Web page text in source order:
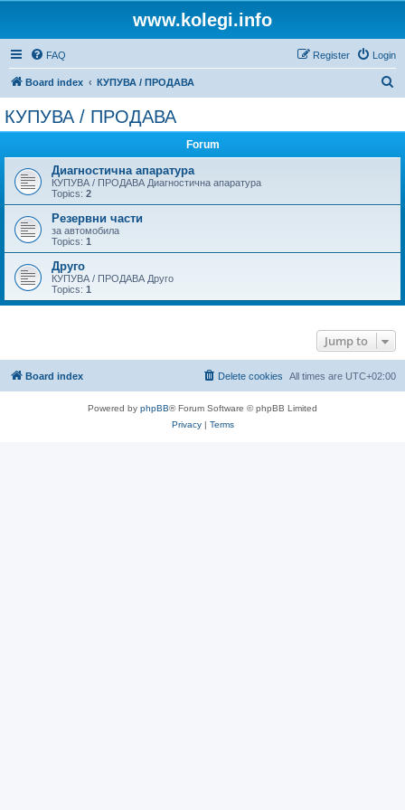
www.kolegi.info
FAQ Login
Register
Board index КУПУВА / ПРОДАВА
КУПУВА / ПРОДАВА
Forum
Диагностична апаратура
КУПУВА / ПРОДАВА Диагностична апаратура
Topics: 2
Резервни части
за автомобила
Topics: 1
Друго
КУПУВА / ПРОДАВА Друго
Topics: 1
Jump to
Board index All times are UTC+02:00
Delete cookies
Powered by phpBB® Forum Software © phpBB Limited
Privacy| Terms